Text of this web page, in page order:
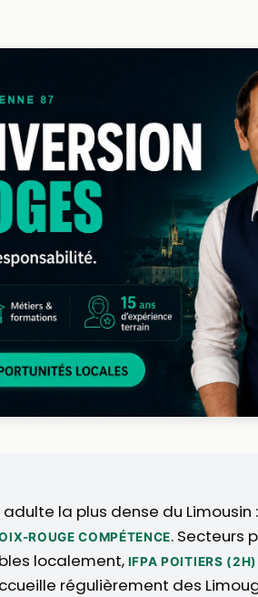
la plus dense du Limousin :
ROUGE COMPÉTENCE. Secteurs
localement, IFPA POITIERS (2H)
accueille régulièrement des